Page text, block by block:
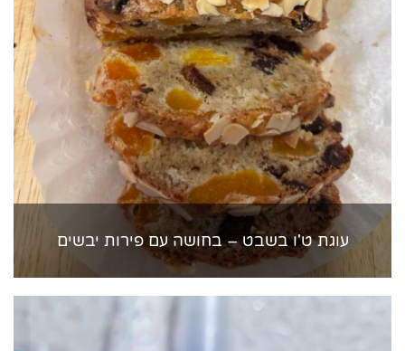
עוגת ט'ו בשבט – בחושה עם פירות יבשים